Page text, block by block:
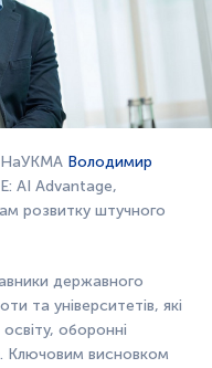
НаУКМА Володимир
AI Advantage,
розвитку штучного
державного
та університетів, які
оборонні
Ключовим висновком